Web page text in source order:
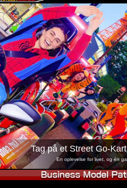
Om
Adgang Stemme
Virksomhed
Skift butik
Tokyo Shinagawa
Tokyo Akihabara#2
Tokyo Shibuya Annex
Tokyo Asakusa
Okinawa
Tag på et Street Go-
En oplevelse for livet, og én